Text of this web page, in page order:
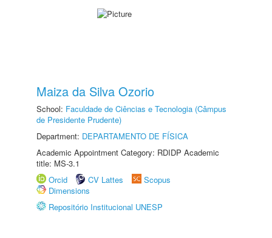
Maiza da Silva Ozorio
School: Faculdade de Ciências e Tecnologia (Câmpus
de Presidente Prudente)
Department: DEPARTAMENTO DE FÍSICA
Academic Appointment Category: RDIDP Academic
title: MS-3.1
Orcid
CV Lattes
Scopus
Dimensions
Repositório Institucional UNESP